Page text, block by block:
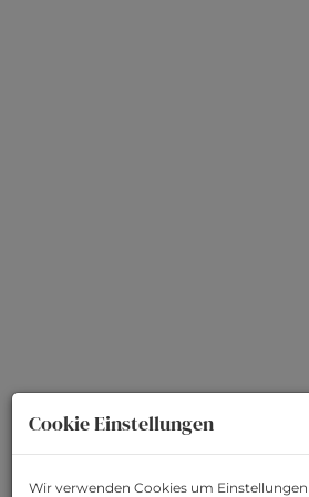
Cookie Einstellungen
Wir verwenden Cookies um